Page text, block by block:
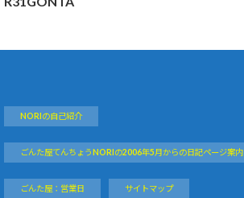
NORIの自己紹介
ごんた屋てんちょうNORIの2006年5月からの日記ページ案内
ごんた屋：営業日 サイトマップ